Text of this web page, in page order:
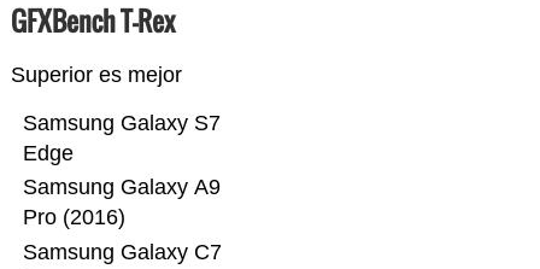
GFXBench T-Rex
Superior es mejor
Samsung Galaxy C7
Samsung Galaxy A9
Pro (2016)
Samsung Galaxy S7
Edge